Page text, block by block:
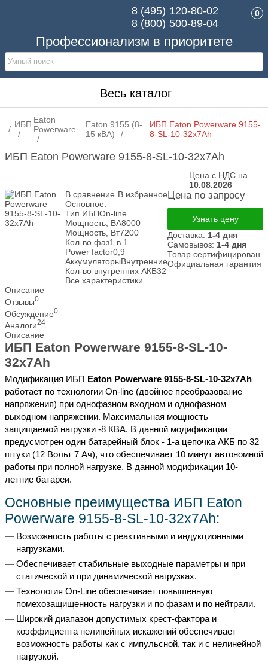
Профессионализм в приоритете
8 (495) 120-80-02
8 (800) 500-89-04
0
Весь каталог
ИБП Eaton
Powerware
Eaton 9155 (8-
15 кВА)
ИБП Eaton Powerware 9155-
8-SL-10-32x7Ah
ИБП Eaton Powerware 9155-8-SL-10-32x7Ah
Цена с НДС на
10.08.2026
В сравнение В избранное
Основное:
Тип ИБПOn-line
Мощность, ВА8000
Мощность, Вт7200
Кол-во фаз1 в 1
Power factor0,9
АккумуляторыВнутренние
Кол-во внутренних АКБ32
Все характеристики
Цена по запросу
Узнать цену
Доставка: 1-4 дня
Самовывоз: 1-4 дня
Товар сертифицирован
Официальная гарантия
Описание
Отзывы0
Обсуждение0
Аналоги24
Описание
ИБП Eaton Powerware 9155-8-SL-10-
32x7Ah
Модификация ИБП Eaton Powerware 9155-8-SL-10-32x7Ah
работает по технологии On-line (двойное преобразование
напряжения) при однофазном входном и однофазном
выходном напряжении. Максимальная мощность
защищаемой нагрузки -8 КВА. В данной модификации
предусмотрен один батарейный блок - 1-а цепочка АКБ по 32
штуки (12 Вольт 7 Ач), что обеспечивает 10 минут автономной
работы при полной нагрузке. В данной модификации 10-
летние батареи.
Основные преимущества ИБП Eaton
Powerware 9155-8-SL-10-32x7Ah:
Возможность работы с реактивными и индукционными
нагрузками.
Обеспечивает стабильные выходные параметры и при
статической и при динамической нагрузках.
Технология On-Line обеспечивает повышенную
помехозащищенность нагрузки и по фазам и по нейтрали.
Широкий диапазон допустимых крест-фактора и
коэффициента нелинейных искажений обеспечивает
возможность работы как с импульсной, так и с нелинейной
нагрузкой.